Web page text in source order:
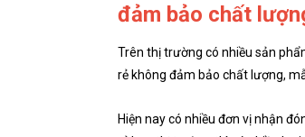
đảm bảo chất
Trên thị trường có nhiều sản
rẻ không đảm bảo chất lượng,
Hiện nay có nhiều đơn vị nhận